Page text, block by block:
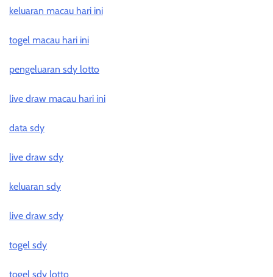
keluaran macau hari ini
togel macau hari ini
pengeluaran sdy lotto
live draw macau hari ini
data sdy
live draw sdy
keluaran sdy
live draw sdy
togel sdy
togel sdy lotto